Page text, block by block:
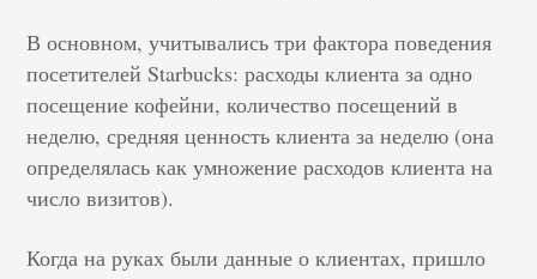
В основном, учитывались три фактора поведения
посетителей Starbucks: расходы клиента за одно
посещение кофейни, количество посещений в
неделю, средняя ценность клиента за неделю (она
определялась как умножение расходов клиента на
число визитов).
Когда на руках были данные о клиентах, пришло